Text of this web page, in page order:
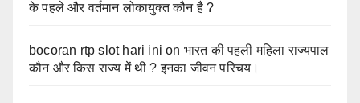
के पहले और वर्तमान लोकायुक्त कौन है ?
bocoran rtp slot hari ini on भारत की पहली महिला राज्यपाल
कौन और किस राज्य में थी ? इनका जीवन परिचय।